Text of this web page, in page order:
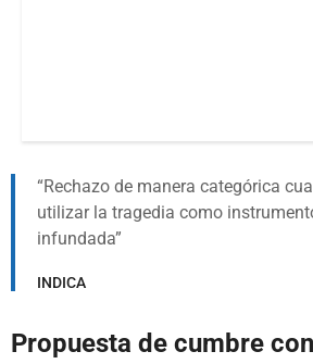
Rechazo de manera categórica
utilizar la tragedia como
infundada
INDICA
Propuesta de cumbre